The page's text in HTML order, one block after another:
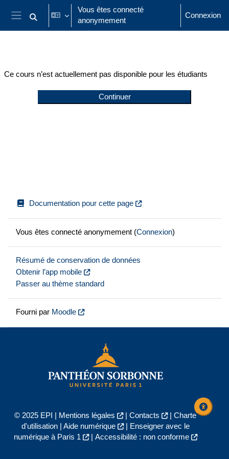
Passer au contenu principal
Panneau latéral
Activer/désactiver la saisie de recherche
Vous êtes connecté
anonymement
Connexion
Ce cours n’est actuellement pas disponible pour les étudiants
Continuer
Documentation pour cette page
Vous êtes connecté anonymement (Connexion)
Résumé de conservation de données
Obtenir l’app mobile
Passer au thème standard
Fourni par Moodle
© 2025 EPI | Mentions légales | Contacts | Charte
d'utilisation| Aide numérique |
Enseigner avec le
numérique à Paris 1
| Accessibilité : non conforme